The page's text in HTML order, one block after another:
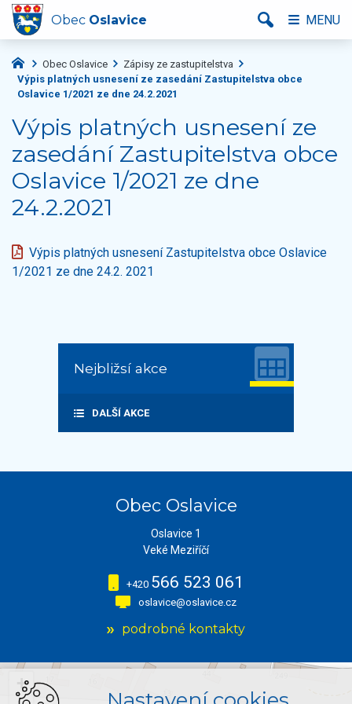
Obec Oslavice
Zápisy ze zastupitelstva
Výpis platných usnesení ze zasedání Zastupitelstva obce
Oslavice 1/2021 ze dne 24.2.2021
Výpis platných usnesení ze
zasedání Zastupitelstva obce
Oslavice 1/2021 ze dne
24.2.2021
Výpis platných usnesení Zastupitelstva obce Oslavice
1/2021 ze dne 24.2. 2021
Nejbližsí akce
DALŠÍ AKCE
Obec Oslavice
Oslavice 1
Veké Meziříčí
+420 566 523 061
oslavice@oslavice.cz
podrobné kontakty
+
Obec Oslavice MENU